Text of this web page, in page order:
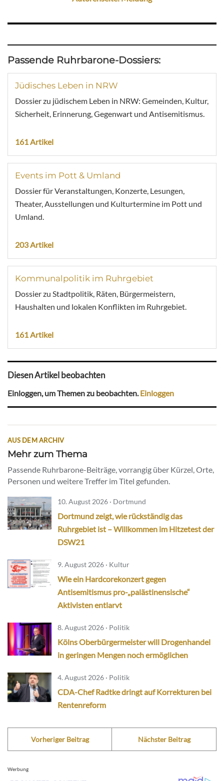
Passende Ruhrbarone-Dossiers:
Jüdisches Leben in NRW
Dossier zu jüdischem Leben in NRW: Gemeinden, Kultur,
Sicherheit, Erinnerung, Gegenwart und Antisemitismus.
161 Artikel
Events im Pott & Umland
Dossier für Veranstaltungen, Konzerte, Lesungen,
Theater, Ausstellungen und Kulturtermine im Pott und
Umland.
203 Artikel
Kommunalpolitik im Ruhrgebiet
Dossier zu Stadtpolitik, Räten, Bürgermeistern,
Haushalten und lokalen Konflikten im Ruhrgebiet.
161 Artikel
Diesen Artikel beobachten
Einloggen, um Themen zu beobachten.Einloggen
AUS DEM ARCHIV
Mehr zum Thema
Passende Ruhrbarone-Beiträge, vorrangig über Kürzel, Orte,
Personen und weitere Treffer im Titel gefunden.
10. August 2026 · Dortmund
Dortmund zeigt, wie rückständig das
Ruhrgebiet ist – Willkommen im Hitzetest der
DSW21
9. August 2026 · Kultur
Wie ein Hardcorekonzert gegen
Antisemitismus pro-„palästinensische“
Aktivisten entlarvt
8. August 2026 · Politik
Kölns Oberbürgermeister will Drogenhandel
in geringen Mengen noch ermöglichen
4. August 2026 · Politik
CDA-Chef Radtke dringt auf Korrekturen bei
Rentenreform
Vorheriger Beitrag Nächster Beitrag
Werbung